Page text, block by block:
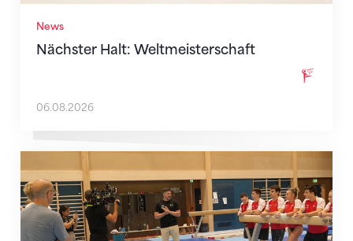
News
Nächster Halt: Weltmeisterschaft
06.08.2026
Mit klaren Zielen nach Zagreb